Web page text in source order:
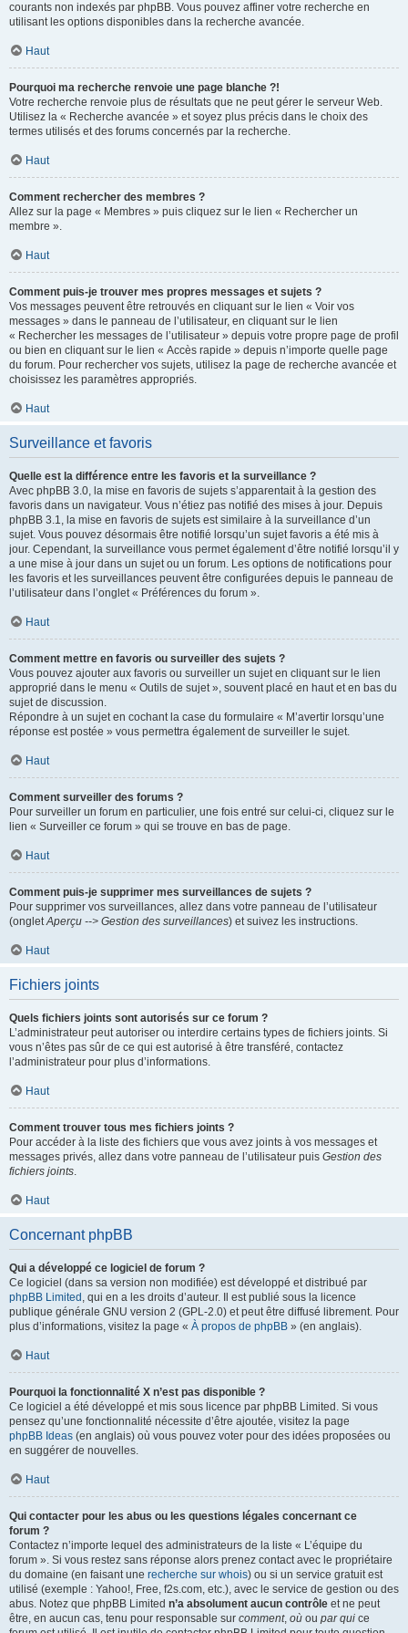
courants non indexés par phpBB. Vous pouvez affiner votre recherche en
utilisant les options disponibles dans la recherche avancée.
Haut
Pourquoi ma recherche renvoie une page blanche ?!
Votre recherche renvoie plus de résultats que ne peut gérer le serveur Web.
Utilisez la « Recherche avancée » et soyez plus précis dans le choix des
termes utilisés et des forums concernés par la recherche.
Haut
Comment rechercher des membres ?
Allez sur la page « Membres » puis cliquez sur le lien « Rechercher un
membre ».
Haut
Comment puis-je trouver mes propres messages et sujets ?
Vos messages peuvent être retrouvés en cliquant sur le lien « Voir vos
messages » dans le panneau de l’utilisateur, en cliquant sur le lien
« Rechercher les messages de l’utilisateur » depuis votre propre page de profil
ou bien en cliquant sur le lien « Accès rapide » depuis n’importe quelle page
du forum. Pour rechercher vos sujets, utilisez la page de recherche avancée et
choisissez les paramètres appropriés.
Haut
Surveillance et favoris
Quelle est la différence entre les favoris et la surveillance ?
Avec phpBB 3.0, la mise en favoris de sujets s’apparentait à la gestion des
favoris dans un navigateur. Vous n’étiez pas notifié des mises à jour. Depuis
phpBB 3.1, la mise en favoris de sujets est similaire à la surveillance d’un
sujet. Vous pouvez désormais être notifié lorsqu’un sujet favoris a été mis à
jour. Cependant, la surveillance vous permet également d’être notifié lorsqu’il y
a une mise à jour dans un sujet ou un forum. Les options de notifications pour
les favoris et les surveillances peuvent être configurées depuis le panneau de
l’utilisateur dans l’onglet « Préférences du forum ».
Haut
Comment mettre en favoris ou surveiller des sujets ?
Vous pouvez ajouter aux favoris ou surveiller un sujet en cliquant sur le lien
approprié dans le menu « Outils de sujet », souvent placé en haut et en bas du
sujet de discussion.
Répondre à un sujet en cochant la case du formulaire « M’avertir lorsqu’une
réponse est postée » vous permettra également de surveiller le sujet.
Haut
Comment surveiller des forums ?
Pour surveiller un forum en particulier, une fois entré sur celui-ci, cliquez sur le
lien « Surveiller ce forum » qui se trouve en bas de page.
Haut
Comment puis-je supprimer mes surveillances de sujets ?
Pour supprimer vos surveillances, allez dans votre panneau de l’utilisateur
(ongletAperçu --> Gestion des surveillances) et suivez les instructions.
Haut
Fichiers joints
Quels fichiers joints sont autorisés sur ce forum ?
L’administrateur peut autoriser ou interdire certains types de fichiers joints. Si
vous n’êtes pas sûr de ce qui est autorisé à être transféré, contactez
l’administrateur pour plus d’informations.
Haut
Comment trouver tous mes fichiers joints ?
Pour accéder à la liste des fichiers que vous avez joints à vos messages et
messages privés, allez dans votre panneau de l’utilisateur puis Gestion des
fichiers joints.
Haut
Concernant phpBB
Qui a développé ce logiciel de forum ?
Ce logiciel (dans sa version non modifiée) est développé et distribué par
phpBB Limited , qui en a les droits d’auteur. Il est publié sous la licence
publique générale GNU version 2 (GPL-2.0) et peut être diffusé librement. Pour
plus d’informations, visitez la page « À propos de phpBB » (en anglais).
Haut
Pourquoi la fonctionnalité X n’est pas disponible ?
Ce logiciel a été développé et mis sous licence par phpBB Limited. Si vous
pensez qu’une fonctionnalité nécessite d’être ajoutée, visitez la page
phpBB Ideas (en anglais) où vous pouvez voter pour des idées proposées ou
en suggérer de nouvelles.
Haut
Qui contacter pour les abus ou les questions légales concernant ce
forum ?
Contactez n’importe lequel des administrateurs de la liste « L’équipe du
forum ». Si vous restez sans réponse alors prenez contact avec le propriétaire
du domaine (en faisant une recherche sur whois) ou si un service gratuit est
utilisé (exemple : Yahoo!, Free, f2s.com, etc.), avec le service de gestion ou des
abus. Notez que phpBB Limited n’a absolument aucun contrôle et ne peut
être, en aucun cas, tenu pour responsable sur comment, où ou par qui ce